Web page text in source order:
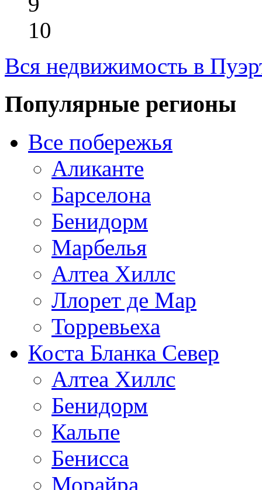
10
Вся недвижимость в
Популярные регионы
Все побережья
Аликанте
Барселона
Бенидорм
Марбелья
Алтеа Хиллс
Ллорет де Мар
Торревьеха
Коста Бланка Север
Алтеа Хиллс
Бенидорм
Кальпе
Бенисса
Морайра